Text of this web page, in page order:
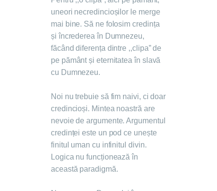
uneori necredincioșilor le merge
mai bine. Să ne folosim credința
și încrederea în Dumnezeu,
făcând diferența dintre ,,clipa” de
pe pământ și eternitatea în slavă
cu Dumnezeu.
Noi nu trebuie să fim naivi, ci doar
credincioși. Mintea noastră are
nevoie de argumente. Argumentul
credinței este un pod ce unește
finitul uman cu infinitul divin.
Logica nu funcționează în
această paradigmă.